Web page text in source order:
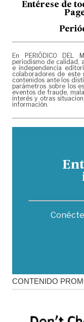
Entérese de
En PERIÓDICO DEL
periodismo de calidad,
e independencia
colaboradores de
contenidos ante los
parámetros sobre los
eventos de fraude,
interés y otras
información.